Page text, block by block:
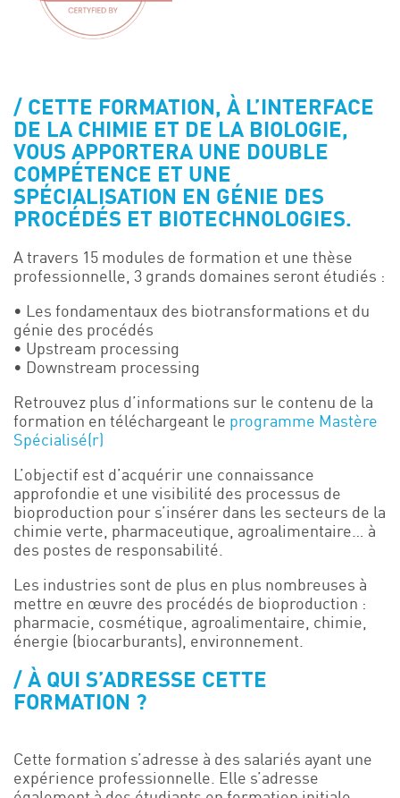
CETTE FORMATION, À L’INTERFACE
DE LA CHIMIE ET DE LA BIOLOGIE,
VOUS APPORTERA UNE DOUBLE
COMPÉTENCE ET UNE
SPÉCIALISATION EN GÉNIE DES
PROCÉDÉS ET BIOTECHNOLOGIES.
A travers 15 modules de formation et une thèse
professionnelle, 3 grands domaines seront étudiés :
• Les fondamentaux des biotransformations et du
génie des procédés
• Upstream processing
• Downstream processing
Retrouvez plus d’informations sur le contenu de la
formation en téléchargeant le programme Mastère
Spécialisé(r)
L’objectif est d’acquérir une connaissance
approfondie et une visibilité des processus de
bioproduction pour s’insérer dans les secteurs de la
chimie verte, pharmaceutique, agroalimentaire… à
des postes de responsabilité.
Les industries sont de plus en plus nombreuses à
mettre en œuvre des procédés de bioproduction :
pharmacie, cosmétique, agroalimentaire, chimie,
énergie (biocarburants), environnement.
À QUI S’ADRESSE CETTE
FORMATION ?
Cette formation s’adresse à des salariés ayant une
expérience professionnelle. Elle s’adresse